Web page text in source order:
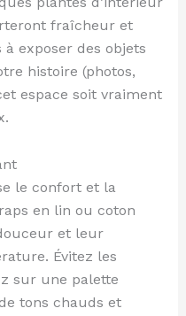
fraîcheur et
à exposer des objets
histoire (photos,
espace soit vraiment
le confort et la
en lin ou coton
et leur
Évitez les
sur une palette
tons chauds et